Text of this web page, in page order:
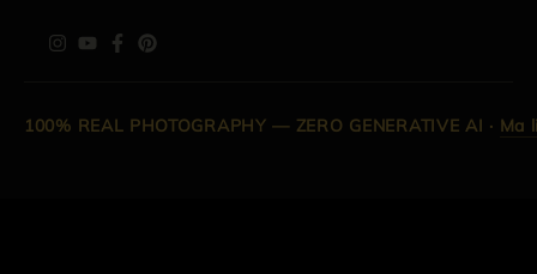
100% REAL PHOTOGRAPHY — ZERO GENERATIVE AI · Ma